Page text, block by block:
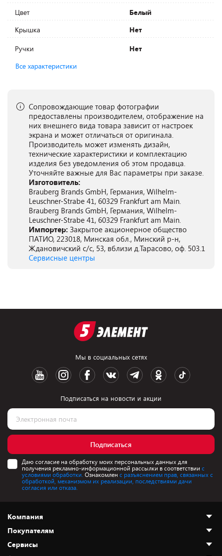
Цвет
Белый
Крышка
Нет
Ручки
Нет
Все характеристики
Сопровождающие товар фотографии
предоставлены производителем, отображение на
них внешнего вида товара зависит от настроек
экрана и может отличаться от оригинала.
Производитель может изменять дизайн,
технические характеристики и комплектацию
изделия без уведомления об этом продавца.
Уточняйте важные для Вас параметры при заказе.
Изготовитель:
Brauberg Brands GmbH, Германия, Wilhelm-
Leuschner-Strabe 41, 60329 Frankfurt am Main.
Brauberg Brands GmbH, Германия, Wilhelm-
Leuschner-Strabe 41, 60329 Frankfurt am Main.
Импортер: Закрытое акционерное общество
ПАТИО, 223018, Минская обл., Минский р-н,
Ждановичский с/с, 53, вблизи д.Тарасово, оф. 503.1
Сервисные центры
Мы в социальных сетях
Подписаться на новости и акции
Подписаться
Даю согласие на обработку моих персональных данных для
получения рекламно-информационной рассылки в соответствии с
условиями обработки. Ознакомлен с разъяснением прав, связанных с
обработкой, механизмом их реализации, последствиями дачи
согласия или отказа.
Компания
О нас
Адреса магазинов
Покупателям
Как сделать заказ
Сервисы